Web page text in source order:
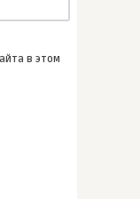
в этом